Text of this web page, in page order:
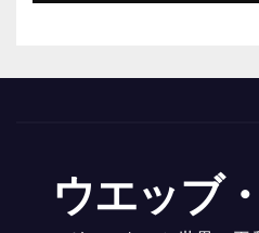
ウエッブ